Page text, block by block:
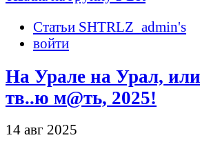
Статьи SHTRLZ_admin's
войти
На Урале на Урал,
тв..ю м@ть, 2025!
14 авг 2025